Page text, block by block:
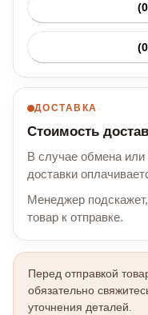
ДОСТАВКА
Стоимость
В случае обмена или
доставки
Менеджер
товар к отправке.
Перед отправкой
обязательно
уточнения деталей.